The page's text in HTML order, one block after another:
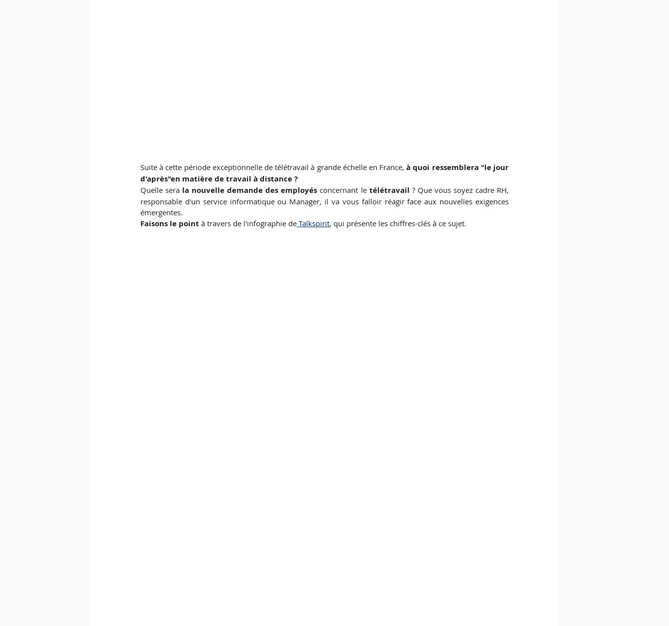
Suite à cette période exceptionnelle de télétravail à grande échelle en France, à quoi ressemblera "le jour
d'après"en matière de travail à distance ?
Quelle sera la nouvelle demande des employés concernant le télétravail ? Que vous soyez cadre RH,
responsable d'un service informatique ou Manager, il va vous falloir réagir face aux nouvelles exigences
émergentes.
Faisons le point à travers de l'infographie de Talkspirit, qui présente les chiffres-clés à ce sujet.